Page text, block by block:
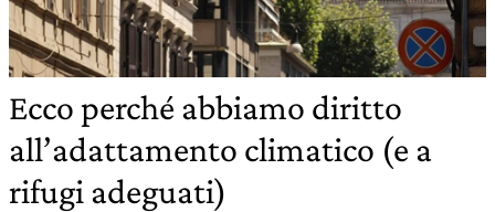
Ecco perché abbiamo diritto
all’adattamento climatico (e a
rifugi adeguati)